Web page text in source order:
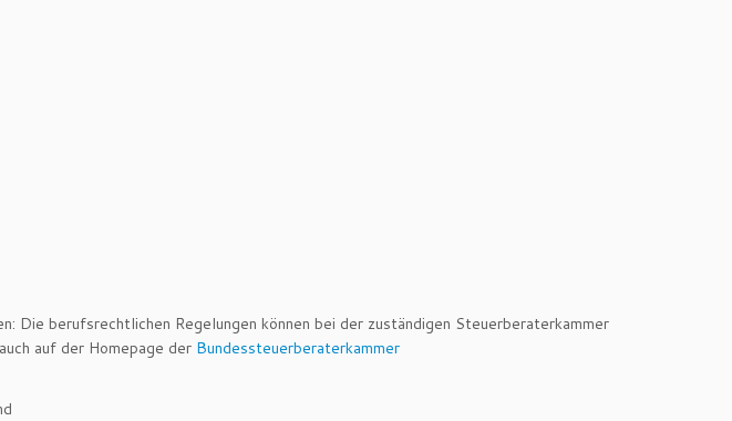
Die berufsrechtlichen Regelungen können bei der zuständigen Steuerberaterkammer
auf der Homepage der Bundessteuerberaterkammer